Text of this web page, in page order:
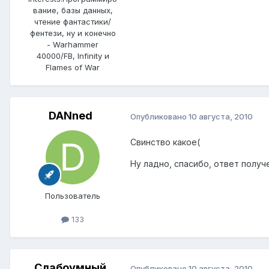
вание, базы данных,
чтение фантастики/
фентези, ну и конечно
- Warhammer
40000/FB, Infinity и
Flames of War
DANned
Пользователь
133
Опубликовано 10 августа, 2010
Свинство какое(
Ну ладно, спасибо, ответ